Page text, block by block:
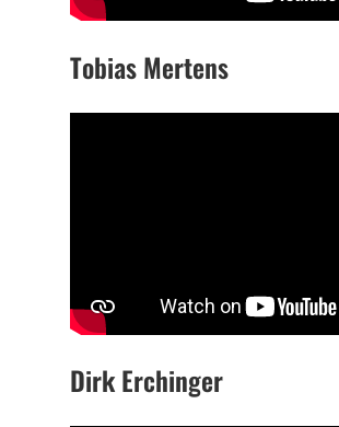
Tobias Mertens
Dirk Erchinger